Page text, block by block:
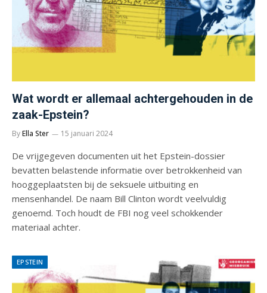
Wat wordt er allemaal achtergehouden in de
zaak-Epstein?
ByElla Ster 15 januari 2024
De vrijgegeven documenten uit het Epstein-dossier
bevatten belastende informatie over betrokkenheid van
hooggeplaatsten bij de seksuele uitbuiting en
mensenhandel. De naam Bill Clinton wordt veelvuldig
genoemd. Toch houdt de FBI nog veel schokkender
materiaal achter.
EPSTEIN